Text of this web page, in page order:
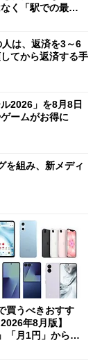
く「駅での最短
は、返済を3～6
てから返済する手
2026」を8月8日
ームがお得に
を組み、新メディ
買うべきおすす
年8月版】
「月1円」からお